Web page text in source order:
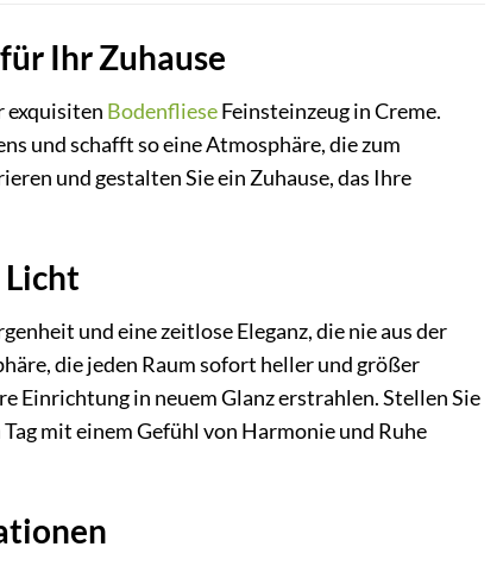
Ihr Zuhause
exquisiten BodenflieseFeinsteinzeug in Creme.
und schafft so eine Atmosphäre, die zum
und gestalten Sie ein Zuhause, das Ihre
Licht
und eine zeitlose Eleganz, die nie aus der
die jeden Raum sofort heller und größer
Einrichtung in neuem Glanz erstrahlen. Stellen Sie
mit einem Gefühl von Harmonie und Ruhe